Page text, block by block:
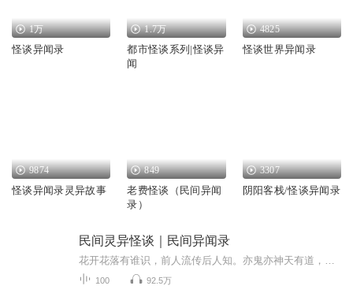
1万
怪谈异闻录
1.7万
都市怪谈系列|怪谈异
闻
4825
怪谈世界异闻录
9874
怪谈异闻录灵异故事
849
老费怪谈（民间异闻
录）
3307
阴阳客栈/怪谈异闻录
民间灵异怪谈｜民间异闻录
100 92.5万